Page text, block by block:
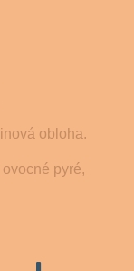
obloha.
pyré,